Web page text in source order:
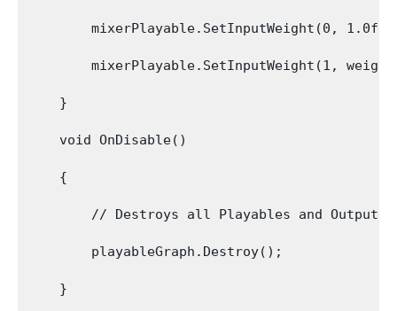
mixerPlayable.SetInputWeight(0, 1.0f-
mixerPlayable.SetInputWeight(1,
    }
    void OnDisable()
    {
// Destroys all Playables and Outputs
        playableGraph.Destroy();
    }